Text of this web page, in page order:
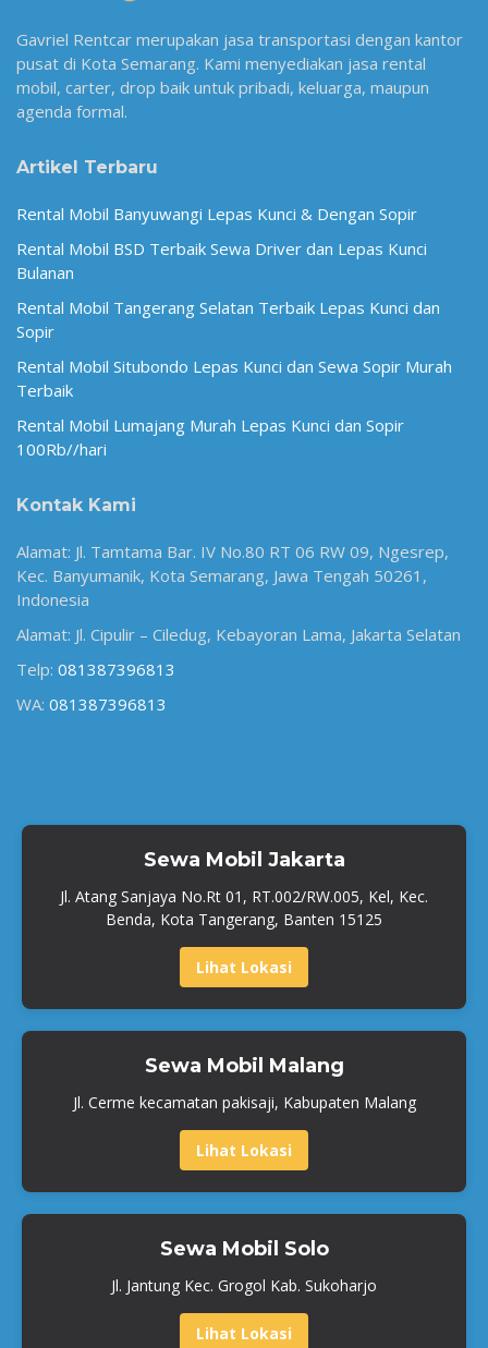
Gavriel Rentcar merupakan jasa transportasi dengan kantor
pusat di Kota Semarang. Kami menyediakan jasa rental
mobil, carter, drop baik untuk pribadi, keluarga, maupun
agenda formal.
Artikel Terbaru
Rental Mobil Banyuwangi Lepas Kunci & Dengan Sopir
Rental Mobil BSD Terbaik Sewa Driver dan Lepas Kunci
Bulanan
Rental Mobil Tangerang Selatan Terbaik Lepas Kunci dan
Sopir
Rental Mobil Situbondo Lepas Kunci dan Sewa Sopir Murah
Terbaik
Rental Mobil Lumajang Murah Lepas Kunci dan Sopir
100Rb//hari
Kontak Kami
Alamat: Jl. Tamtama Bar. IV No.80 RT 06 RW 09, Ngesrep,
Kec. Banyumanik, Kota Semarang, Jawa Tengah 50261,
Indonesia
Alamat: Jl. Cipulir – Ciledug, Kebayoran Lama, Jakarta Selatan
Telp: 081387396813
WA: 081387396813
Sewa Mobil Jakarta
Jl. Atang Sanjaya No.Rt 01, RT.002/RW.005, Kel, Kec.
Benda, Kota Tangerang, Banten 15125
Lihat Lokasi
Sewa Mobil Malang
Jl. Cerme kecamatan pakisaji, Kabupaten Malang
Lihat Lokasi
Sewa Mobil Solo
Jl. Jantung Kec. Grogol Kab. Sukoharjo
Lihat Lokasi